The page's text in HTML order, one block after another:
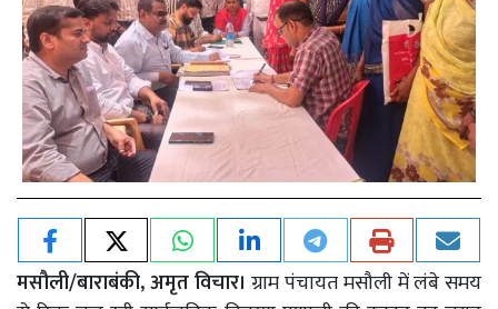
मसौली/बाराबंकी, अमृत विचार।ग्राम पंचायत मसौली में लंबे समय